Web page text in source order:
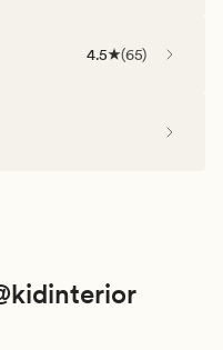
4.5 (65)